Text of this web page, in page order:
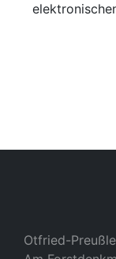
Otfried-